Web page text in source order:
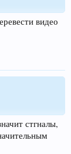
видео
стгналы,